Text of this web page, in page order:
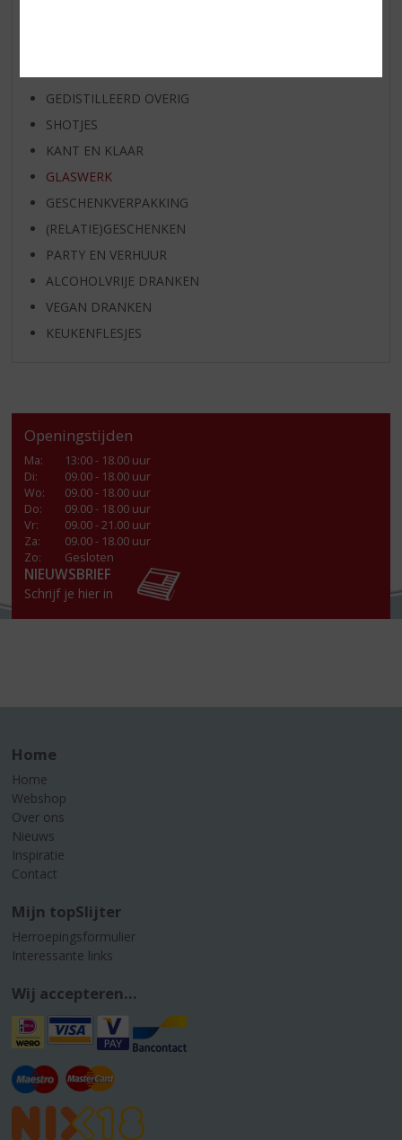
GEDISTILLEERD OVERIG
SHOTJES
KANT EN KLAAR
GLASWERK
GESCHENKVERPAKKING
(RELATIE)GESCHENKEN
PARTY EN VERHUUR
ALCOHOLVRIJE DRANKEN
VEGAN DRANKEN
KEUKENFLESJES
Openingstijden
Ma:
13:00 - 18.00 uur
Di:
09.00 - 18.00 uur
Wo:
09.00 - 18.00 uur
Do:
09.00 - 18.00 uur
Vr:
09.00 - 21.00 uur
Za:
09.00 - 18.00 uur
Zo:
Gesloten
NIEUWSBRIEF
Schrijf je hier in
Home
Home
Webshop
Over ons
Nieuws
Inspiratie
Contact
Mijn topSlijter
Herroepingsformulier
Interessante links
Wij accepteren...